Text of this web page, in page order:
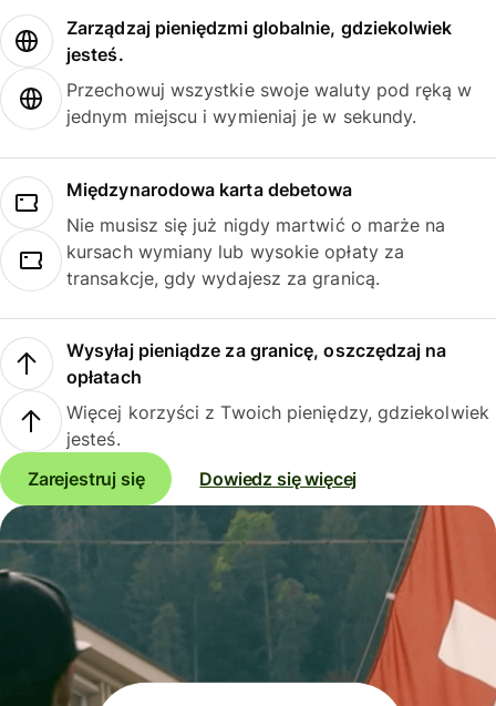
Zarządzaj pieniędzmi globalnie, gdziekolwiek
jesteś.
Przechowuj wszystkie swoje waluty pod ręką w
jednym miejscu i wymieniaj je w sekundy.
Międzynarodowa karta debetowa
Nie musisz się już nigdy martwić o marże na
kursach wymiany lub wysokie opłaty za
transakcje, gdy wydajesz za granicą.
Wysyłaj pieniądze za granicę, oszczędzaj na
opłatach
Więcej korzyści z Twoich pieniędzy, gdziekolwiek
jesteś.
Zarejestruj się
Dowiedz się więcej